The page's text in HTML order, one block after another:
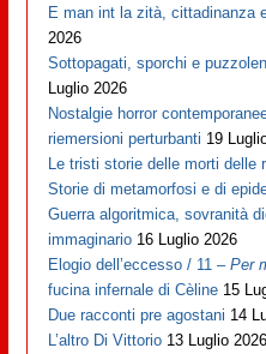
E man int la zità, cittadinanza
2026
Sottopagati, sporchi e
Luglio 2026
Nostalgie horror
riemersioni perturbanti 19
Le tristi storie delle morti delle
Storie di metamorfosi e di
Guerra algoritmica, sovranità
immaginario 16 Luglio 2026
Elogio dell’eccesso / 11 –Per
fucina infernale di Cèline 15
Due racconti pre agostani 14
L’altro Di Vittorio 13 Luglio 2026